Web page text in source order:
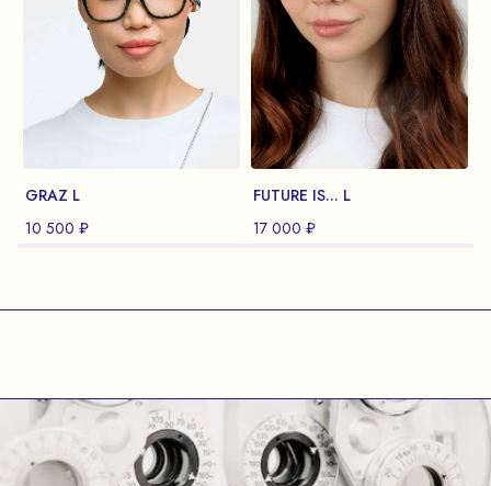
GRAZ L
10 500 ₽
FUTURE IS... L
17 000 ₽